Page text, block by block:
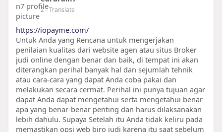
2- Translate
https://iopayme.com/
Untuk Anda yang Rencana untuk mengerjakan
penilaian kualitas dari website agen atau situs Broker
judi online dengan benar dan baik, di tempat ini akan
diterangkan perihal banyak hal dan sejumlah tehnik
atau cara-cara yang dapat Anda coba pakai dan
melakukan secara cermat. Perihal ini punya tujuan agar
dapat Anda dapat mengetahui serta mengetahui benar
apa yang benar-benar penting dan harus dilaksanakan
lebih dahulu. Supaya Setelah itu Anda tidak keliru pada
memastikan opsi web biro judi karena itu saat sebelum